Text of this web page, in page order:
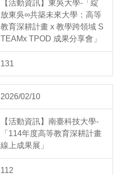
【活動資訊】東吳大學-「綻
放東吳∞共築未來大學：高等
教育深耕計畫 x 教學跨領域 S
TEAMx TPOD 成果分享會」
131
2026/02/10
【活動資訊】南臺科技大學-
「114年度高等教育深耕計畫
線上成果展」
112